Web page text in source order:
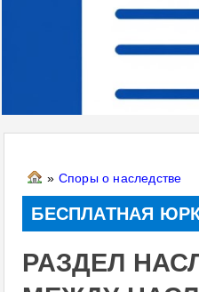
» Споры о наследстве
БЕСПЛАТНАЯ
РАЗДЕЛ